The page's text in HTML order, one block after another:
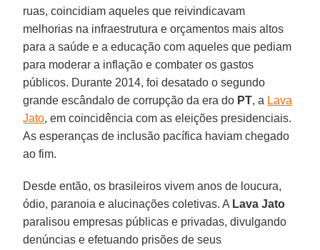
ruas, coincidiam aqueles que reivindicavam
melhorias na infraestrutura e orçamentos mais altos
para a saúde e a educação com aqueles que pediam
para moderar a inflação e combater os gastos
públicos. Durante 2014, foi desatado o segundo
grande escândalo de corrupção da era do PT, a Lava
Jato, em coincidência com as eleições presidenciais.
As esperanças de inclusão pacífica haviam chegado
ao fim.
Desde então, os brasileiros vivem anos de loucura,
ódio, paranoia e alucinações coletivas. A Lava Jato
paralisou empresas públicas e privadas, divulgando
denúncias e efetuando prisões de seus